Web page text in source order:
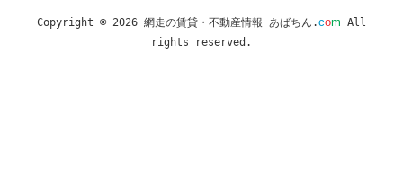
Copyright © 2026 網走の賃貸・不動産情報 あばちん.com All
rights reserved.